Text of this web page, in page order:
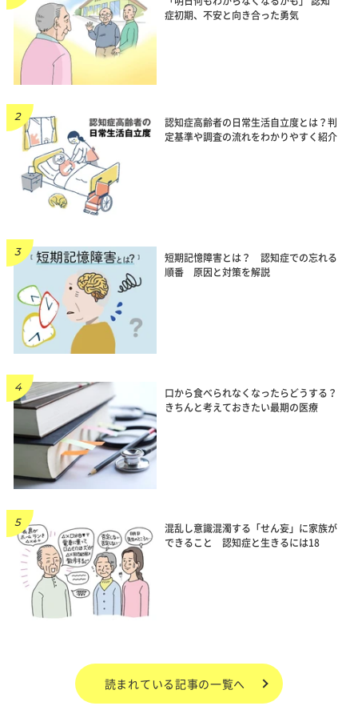
症初期、不安と向き合った勇気
認知症高齢者の日常生活自立度とは？判
定基準や調査の流れをわかりやすく紹介
短期記憶障害とは？ 認知症での忘れる
順番 原因と対策を解説
口から食べられなくなったらどうする？
きちんと考えておきたい最期の医療
混乱し意識混濁する「せん妄」に家族が
できること 認知症と生きるには18
読まれている記事の一覧へ